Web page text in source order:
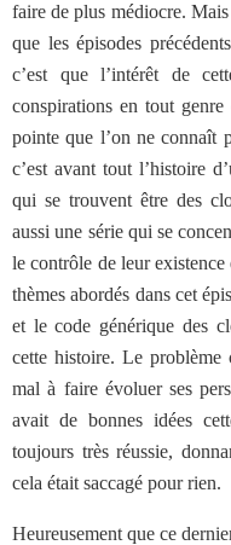
faire de plus médiocre.
que les épisodes
c’est que l’intérêt de
conspirations en tout
pointe que l’on ne connaît
c’est avant tout l’histoire
qui se trouvent être des
aussi une série qui se
le contrôle de leur
thèmes abordés dans cet
et le code générique des
cette histoire. Le problème
mal à faire évoluer ses
avait de bonnes idées
toujours très réussie,
cela était saccagé pour rien.
Heureusement que ce